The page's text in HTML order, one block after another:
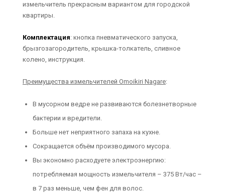
измельчитель прекрасным вариантом для городской
квартиры.
Комплектация: кнопка пневматического запуска,
брызгозагородитель, крышка-толкатель, сливное
колено, инструкция.
Преимущества измельчителей Omoikiri Nagare:
В мусорном ведре не развиваются болезнетворные
бактерии и вредители.
Больше нет неприятного запаха на кухне.
Сокращается объём производимого мусора.
Вы экономно расходуете электроэнергию:
потребляемая мощность измельчителя – 375 Вт/час –
в 7 раз меньше, чем фен для волос.